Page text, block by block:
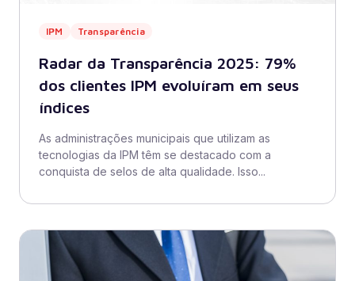
IPM Transparência
Radar da Transparência 2025: 79%
dos clientes IPM evoluíram em seus
índices
As administrações municipais que utilizam as
tecnologias da IPM têm se destacado com a
conquista de selos de alta qualidade. Isso...